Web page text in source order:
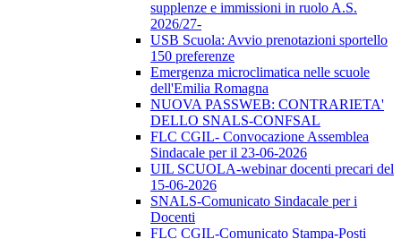
supplenze e immissioni in ruolo A.S.
2026/27-
USB Scuola: Avvio prenotazioni sportello
150 preferenze
Emergenza microclimatica nelle scuole
dell'Emilia Romagna
NUOVA PASSWEB: CONTRARIETA'
DELLO SNALS-CONFSAL
FLC CGIL- Convocazione Assemblea
Sindacale per il 23-06-2026
UIL SCUOLA-webinar docenti precari del
15-06-2026
SNALS-Comunicato Sindacale per i
Docenti
FLC CGIL-Comunicato Stampa-Posti